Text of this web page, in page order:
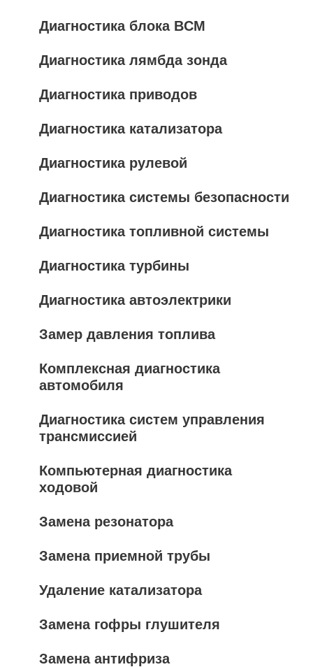
Диагностика блока BCM
Диагностика лямбда зонда
Диагностика приводов
Диагностика катализатора
Диагностика рулевой
Диагностика системы безопасности
Диагностика топливной системы
Диагностика турбины
Диагностика автоэлектрики
Замер давления топлива
Комплексная диагностика
автомобиля
Диагностика систем управления
трансмиссией
Компьютерная диагностика
ходовой
Замена резонатора
Замена приемной трубы
Удаление катализатора
Замена гофры глушителя
Замена антифриза